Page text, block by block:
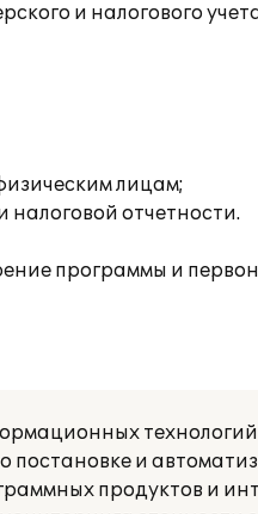
и налогового
лицам;
отчетности.
программы и
технологий
постановке и
продуктов и